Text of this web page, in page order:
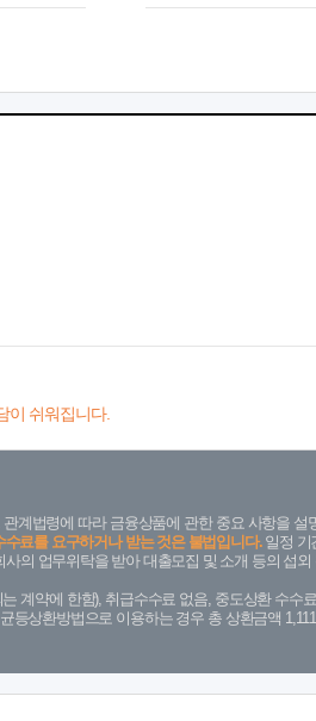
이 쉬워집니다.
계법령에 따라 금융상품에 관한 중요 사항을
료를 요구하거나 받는 것은 불법입니다.일정 기
의 업무위탁을 받아 대출모집 및 소개 등의 섭
계약에 한함), 취급수수료 없음, 중도상환 수
상환방법으로 이용하는 경우 총 상환금액